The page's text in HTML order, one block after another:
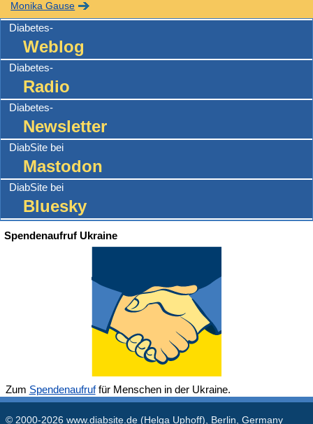
Monika Gause
Diabetes-
Weblog
Diabetes-
Radio
Diabetes-
Newsletter
DiabSite bei
Mastodon
DiabSite bei
Bluesky
Spendenaufruf Ukraine
Zum Spendenaufruffür Menschen in der Ukraine.
© 2000-2026 www.diabsite.de(Helga Uphoff), Berlin, Germany